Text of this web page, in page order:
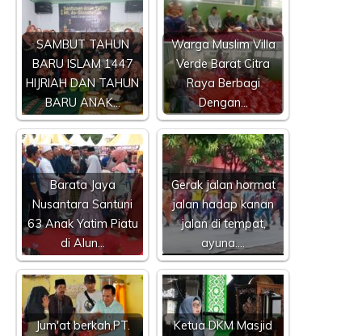
SAMBUT TAHUN
BARU ISLAM 1447
HIJRIAH DAN TAHUN
BARU ANAK…
Warga Muslim Villa
Verde Barat Citra
Raya Berbagi
Dengan…
Barata Jaya
Nusantara Santuni
63 Anak Yatim Piatu
di Alun…
Gerak jalan hormat
jalan hadap kanan
jalan di tempat,
ayuna.…
Jum'at berkah,PT.
Ketua DKM Masjid